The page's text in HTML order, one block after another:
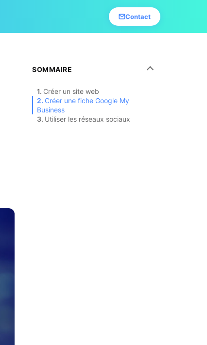
Contact
SOMMAIRE
Créer un site web
Créer une fiche Google My
Business
Utiliser les réseaux sociaux